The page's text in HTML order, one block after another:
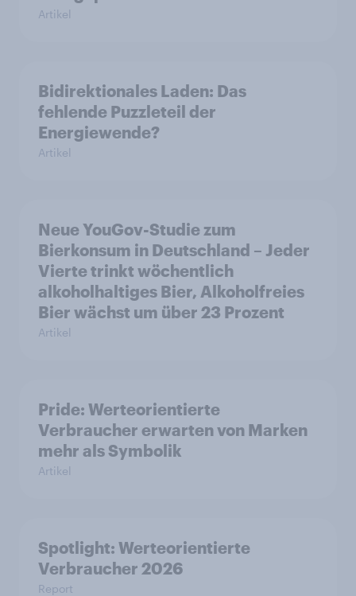
Artikel
Bidirektionales Laden: Das
fehlende Puzzleteil der
Energiewende?
Artikel
Neue YouGov-Studie zum
Bierkonsum in Deutschland – Jeder
Vierte trinkt wöchentlich
alkoholhaltiges Bier, Alkoholfreies
Bier wächst um über 23 Prozent
Artikel
Pride: Werteorientierte
Verbraucher erwarten von Marken
mehr als Symbolik
Artikel
Spotlight: Werteorientierte
Verbraucher 2026
Report